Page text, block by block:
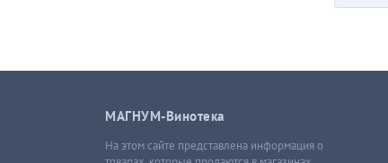
МАГНУМ-Винотека
На этом сайте представлена информация о